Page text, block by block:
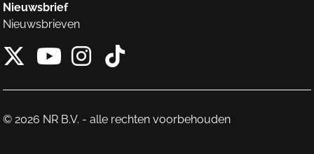
Nieuwsbrief
Nieuwsbrieven
X van NieuwRechts
Instagram van
Tiktok van
© 2026 NR B.V. - alle rechten voorbehouden